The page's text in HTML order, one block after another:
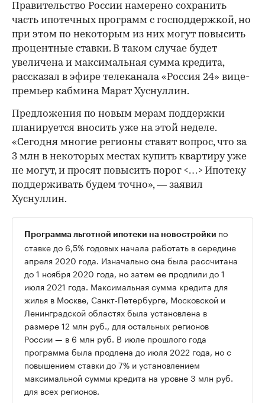
Правительство России намерено сохранить
часть ипотечных программ с господдержкой, но
при этом по некоторым из них могут повысить
процентные ставки. В таком случае будет
увеличена и максимальная сумма кредита,
рассказал в эфире телеканала «Россия 24» вице-
премьер кабмина Марат Хуснуллин.
Предложения по новым мерам поддержки
планируется вносить уже на этой неделе.
«Сегодня многие регионы ставят вопрос, что за
3 млн в некоторых местах купить квартиру уже
не могут, и просят повысить порог <…> Ипотеку
поддерживать будем точно», — заявил
Хуснуллин.
Программа льготной ипотеки на новостройки по
ставке до 6,5% годовых начала работать в середине
апреля 2020 года. Изначально она была рассчитана
до 1 ноября 2020 года, но затем ее продлили до 1
июля 2021 года. Максимальная сумма кредита для
жилья в Москве, Санкт-Петербурге, Московской и
Ленинградской областях была установлена в
размере 12 млн руб., для остальных регионов
России — в 6 млн руб. В июле прошлого года
программа была продлена до июля 2022 года, но с
повышением ставки до 7% и установлением
максимальной суммы кредита на уровне 3 млн руб.
для всех регионов.